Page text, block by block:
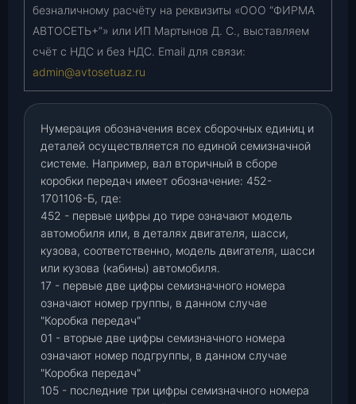
безналичному расчёту на реквизиты «ООО “ФИРМА
АВТОСЕТЬ+”» или ИП Мартынов Д. С., выставляем
счёт с НДС и без НДС. Email для связи:
admin@avtosetuaz.ru
Нумерация обозначения всех сборочных единиц и
деталей осуществляется по единой семизначной
системе. Например, вал вторичный в сборе
коробки передач имеет обозначение: 452-
1701106-Б, где:
452 - первые цифры до тире означают модель
автомобиля или, в деталях двигателя, шасси,
кузова, соответственно, модель двигателя, шасси
или кузова (кабины) автомобиля.
17 - первые две цифры семизначного номера
означают номер группы, в данном случае
"Коробка передач"
01 - вторые две цифры семизначного номера
означают номер подгруппы, в данном случае
"Коробка передач"
105 - последние три цифры семизначного номера